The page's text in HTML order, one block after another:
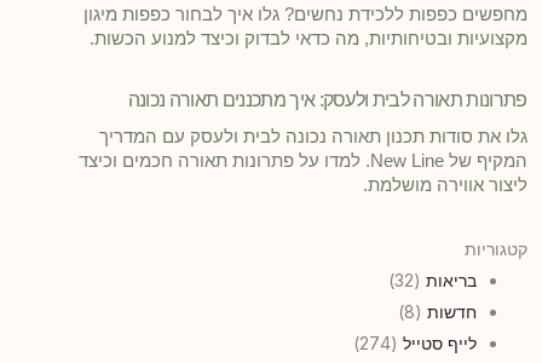
מחפשים כפפות ללכידת נחשים? גלו איך לבחור כפפות מיגון
מקצועיות ובטיחותיות, מה כדאי לבדוק וכיצד למנוע הכשות.
פתרונות תאורה לבית ולעסק: איך מתכננים תאורה נכונה
גלו את סודות תכנון תאורה נכונה לבית ולעסק עם המדריך
המקיף של New Line. למדו על פתרונות תאורה חכמים וכיצד
ליצור אווירה מושלמת.
קטגוריות
בריאות (32)
חדשות (8)
לייף סטייל (274)